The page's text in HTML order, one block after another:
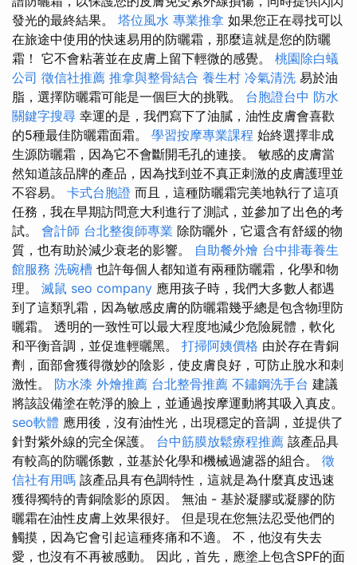
發光的最終結果。 塔位風水 專業推拿 如果您正在尋找可以
在旅途中使用的快速易用的防曬霜，那麼這就是您的防曬
霜！ 它不會粘著並在皮膚上留下輕微的感覺。 桃園除白蟻
公司 徵信社推薦 推拿與整骨結合 養生村 冷氣清洗 易於油
脂，選擇防曬霜可能是一個巨大的挑戰。 台胞證台中 防水
關鍵字搜尋 幸運的是，我們寫下了油膩，油性皮膚會喜歡
的5種最佳防曬霜面霜。 學習按摩專業課程 始終選擇非成
生源防曬霜，因為它不會斷開毛孔的連接。 敏感的皮膚當
然知道該品牌的產品，因為找到並不真正刺激的皮膚護理並
不容易。 卡式台胞證 而且，這種防曬霜完美地執行了這項
任務，我在早期訪問意大利進行了測試，並參加了出色的考
試。 會計師 台北整復師專業 除防曬外，它還含有舒緩的物
質，也有助於減少衰老的影響。 自助餐外燴 台中排毒養生
館服務 洗碗槽 也許每個人都知道有兩種防曬霜，化學和物
理。 滅鼠 seo company 應用孩子時，我們大多數人都遇
到了這類乳霜，因為敏感皮膚的防曬霜幾乎總是包含物理防
曬霜。 透明的一致性可以最大程度地減少危險屍體，軟化
和平衡音調，並促進輕曬黑。 打掃阿姨價格 由於存在青銅
劑，面部會獲得微妙的陰影，使皮膚良好，可防止脫水和刺
激性。 防水漆 外燴推薦 台北整骨推薦 不鏽鋼洗手台 建議
將該設備塗在乾淨的臉上，並通過按摩運動將其吸入真皮。
seo軟體 應用後，沒有油性光，出現穩定的音調，並提供了
針對紫外線的完全保護。 台中筋膜放鬆療程推薦 該產品具
有較高的防曬係數，並基於化學和機械過濾器的組合。 徵
信社有用嗎 該產品具有色調特性，這就是為什麼真皮迅速
獲得獨特的青銅陰影的原因。 無油 - 基於凝膠或凝膠的防
曬霜在油性皮膚上效果很好。 但是現在您無法忍受他們的
觸摸，因為它會引起這種疼痛和不適。 不，他沒有失去
愛，也沒有不再被感動。 因此，首先，應塗上包含SPF的面